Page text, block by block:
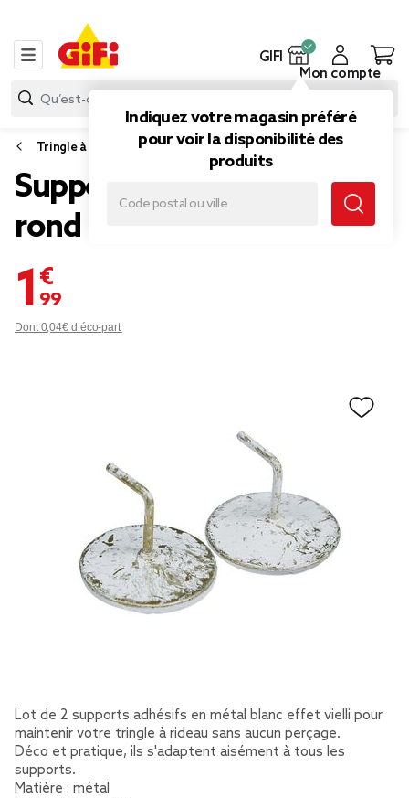
GIFI
Indiquez votre magasin préféré
pour voir la disponibilité des
produits
Mon compte
Tringle à rideau
Support de tringle adhésif
rond métal blanc doré x2
1,99 €
Dont 0,04€ d’éco-part
Lot de 2 supports adhésifs en métal blanc effet vielli pour
maintenir votre tringle à rideau sans aucun perçage.
Déco et pratique, ils s'adaptent aisément à tous les
supports.
Matière : métal